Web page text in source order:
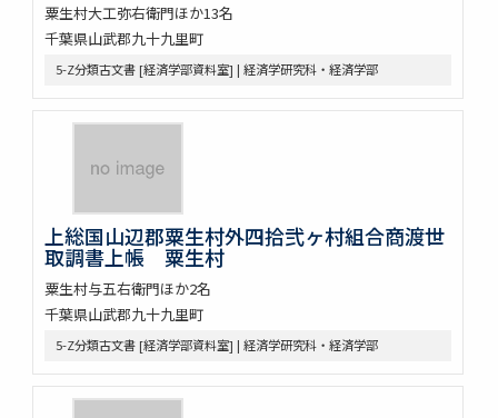
粟生村大工弥右衛門ほか13名
千葉県山武郡九十九里町
5-Z分類古文書 [経済学部資料室] | 経済学研究科・経済学部
上総国山辺郡粟生村外四拾弐ヶ村組合商渡世
取調書上帳 粟生村
粟生村与五右衛門ほか2名
千葉県山武郡九十九里町
5-Z分類古文書 [経済学部資料室] | 経済学研究科・経済学部